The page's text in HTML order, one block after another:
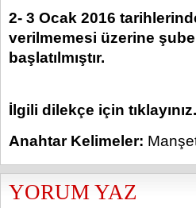
2- 3 Ocak 2016
verilmemesi üzerine
başlatılmıştır.
İlgili dilekçe için tıklayınız.
Anahtar Kelimeler:
YORUM YAZ